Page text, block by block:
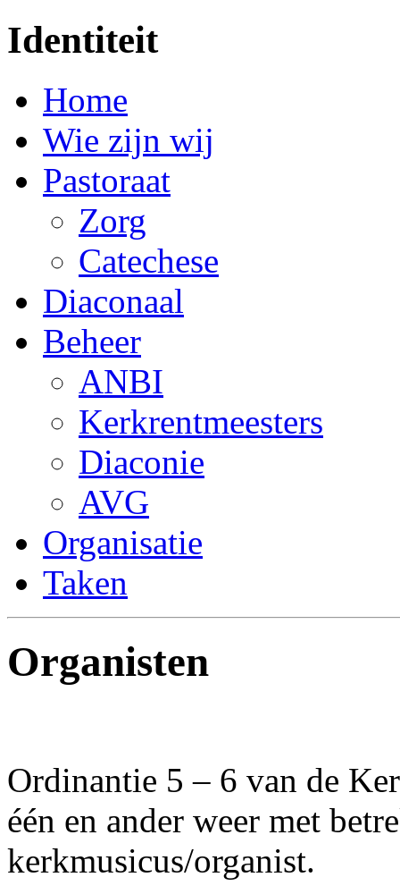
Identiteit
Home
Wie zijn wij
Pastoraat
Zorg
Catechese
Diaconaal
Beheer
ANBI
Kerkrentmeesters
Diaconie
AVG
Organisatie
Taken
Organisten
Ordinantie 5 – 6 van de
één en ander weer met
kerkmusicus/organist.